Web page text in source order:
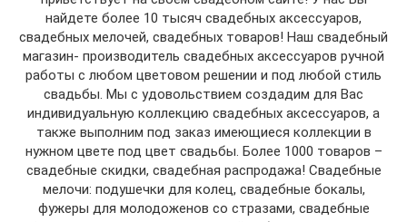
найдете более 10 тысяч свадебных аксессуаров,
свадебных мелочей, свадебных товаров! Наш свадебный
магазин- производитель свадебных аксессуаров ручной
работы с любом цветовом решении и под любой стиль
свадьбы. Мы с удовольствием создадим для Вас
индивидуальную коллекцию свадебных аксессуаров, а
также выполним под заказ имеющиеся коллекции в
нужном цвете под цвет свадьбы. Более 1000 товаров –
свадебные скидки, свадебная распродажа! Свадебные
мелочи: подушечки для колец, свадебные бокалы,
фужеры для молодоженов со стразами, свадебные